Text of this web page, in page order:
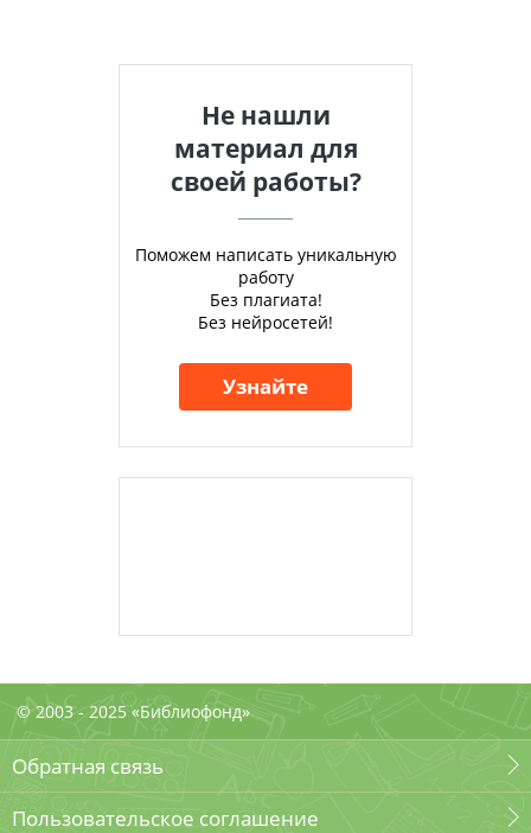
Не нашли
материал для
своей работы?
Поможем написать уникальную
работу
Без плагиата!
Без нейросетей!
Узнайте
© 2003 - 2025 «Библиофонд»
Обратная связь
Пользовательское соглашение